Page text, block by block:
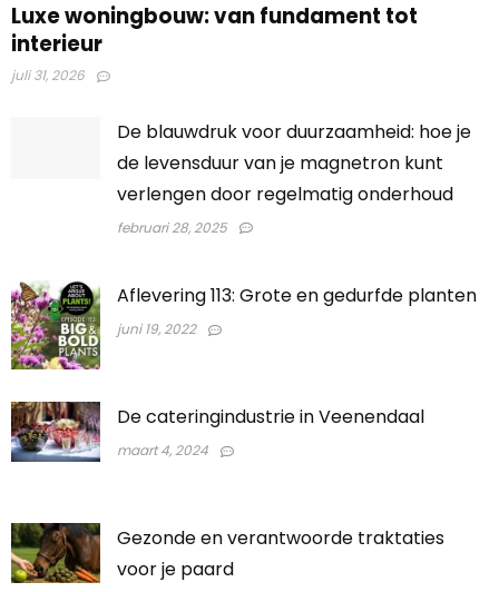
Luxe woningbouw: van fundament tot
interieur
juli 31, 2026
De blauwdruk voor duurzaamheid: hoe je
de levensduur van je magnetron kunt
verlengen door regelmatig onderhoud
februari 28, 2025
Aflevering 113: Grote en gedurfde planten
juni 19, 2022
De cateringindustrie in Veenendaal
maart 4, 2024
Gezonde en verantwoorde traktaties
voor je paard